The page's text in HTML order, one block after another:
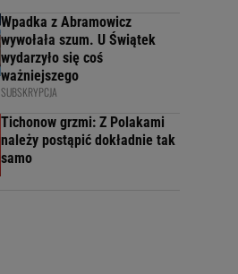
Wpadka z Abramowicz
wywołała szum. U Świątek
wydarzyło się coś
ważniejszego
SUBSKRYPCJA
Tichonow grzmi: Z Polakami
należy postąpić dokładnie tak
samo